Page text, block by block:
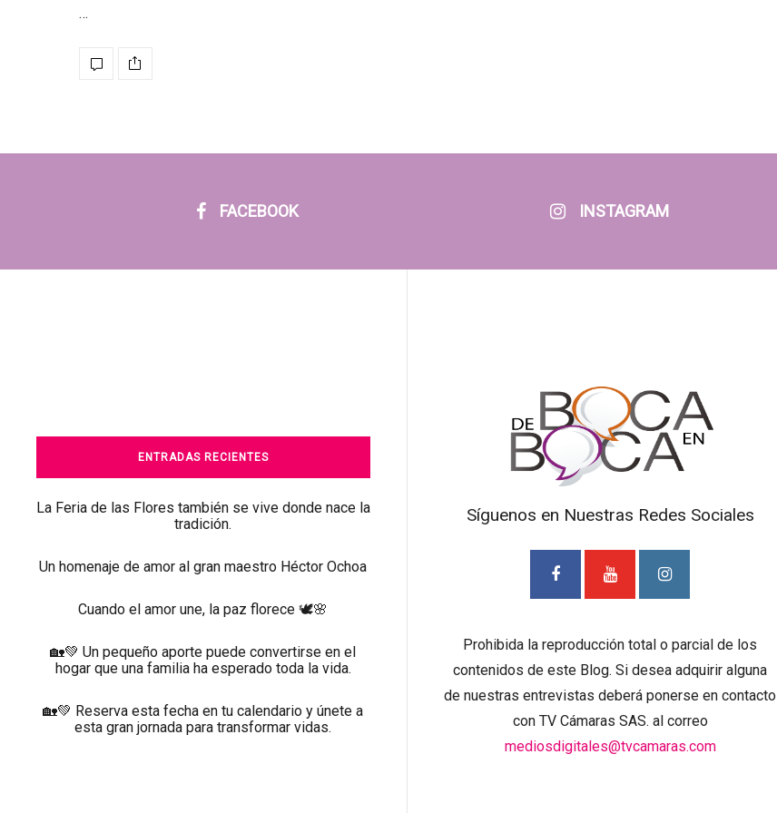
…
FACEBOOK INSTAGRAM
ENTRADAS RECIENTES
La Feria de las Flores también se vive donde nace la
tradición.
Un homenaje de amor al gran maestro Héctor Ochoa
Cuando el amor une, la paz florece 🕊️🌸
🏡💚 Un pequeño aporte puede convertirse en el
hogar que una familia ha esperado toda la vida.
🏡💚 Reserva esta fecha en tu calendario y únete a
esta gran jornada para transformar vidas.
Síguenos en Nuestras Redes Sociales
Prohibida la reproducción total o parcial de los
contenidos de este Blog. Si desea adquirir alguna
de nuestras entrevistas deberá ponerse en contacto
con TV Cámaras SAS. al correo
mediosdigitales@tvcamaras.com